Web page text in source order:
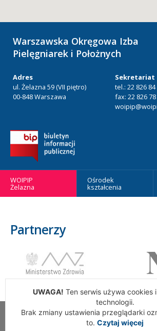
Warszawska Okręgowa Izba
Pielęgniarek i Położnych
Adres
ul. Żelazna 59 (VII piętro)
00-848 Warszawa
Sekretariat
tel.: 22 826 84
fax: 22 826
WOIPIP
Żelazna
Ośrodek
kształcenia
Partnerzy
Wszelkie Prawa Zastrzeżone.
Pielęgniarek i Położnych
UWAGA! Ten serwis używa cookies
technologii.
Brak zmiany ustawienia przeglądarki
to. Czytaj więcej